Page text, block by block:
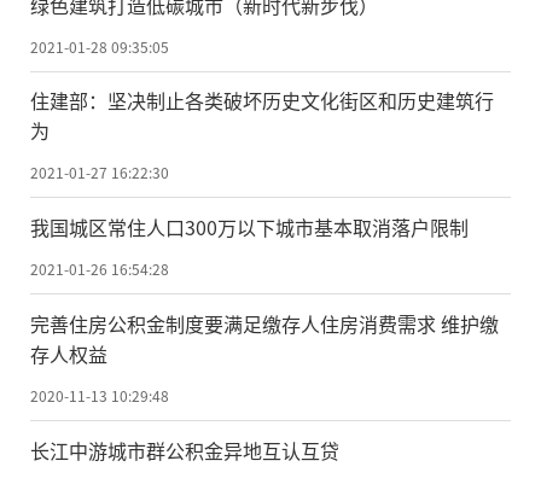
2021-01-28 09:35:05
住建部：坚决制止各类破坏历史文化街区和历史建筑行
为
2021-01-27 16:22:30
我国城区常住人口300万以下城市基本取消落户限制
2021-01-26 16:54:28
完善住房公积金制度要满足缴存人住房消费需求 维护缴
存人权益
2020-11-13 10:29:48
长江中游城市群公积金异地互认互贷